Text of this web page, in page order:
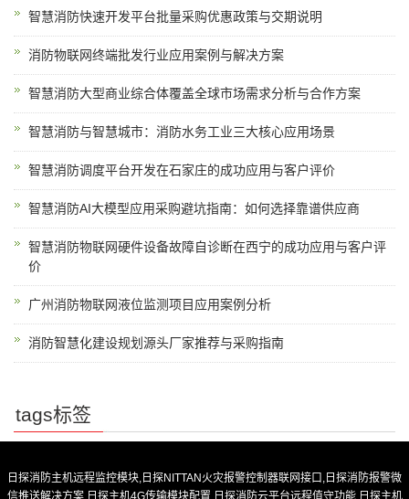
智慧消防快速开发平台批量采购优惠政策与交期说明
消防物联网终端批发行业应用案例与解决方案
智慧消防大型商业综合体覆盖全球市场需求分析与合作方案
智慧消防与智慧城市：消防水务工业三大核心应用场景
智慧消防调度平台开发在石家庄的成功应用与客户评价
智慧消防AI大模型应用采购避坑指南：如何选择靠谱供应商
智慧消防物联网硬件设备故障自诊断在西宁的成功应用与客户评
价
广州消防物联网液位监测项目应用案例分析
消防智慧化建设规划源头厂家推荐与采购指南
tags标签
日探消防主机远程监控模块,日探NITTAN火灾报警控制器联网接口,日探消防报警微
信推送解决方案,日探主机4G传输模块配置,日探消防云平台远程值守功能,日探主机